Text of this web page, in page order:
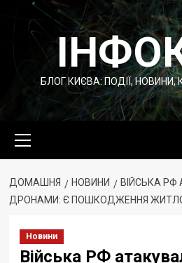
Перейти
БЛОГ КИЄВА: ПОДІЇ, НОВИНИ,
меню
ДОМАШНЯ НОВИНИ
ВІЙСЬКА РФ
ДРОНАМИ: Є ПОШКОДЖЕННЯ
Новини
Війська РФ